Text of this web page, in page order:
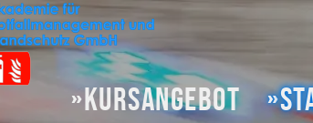
Kursangebot